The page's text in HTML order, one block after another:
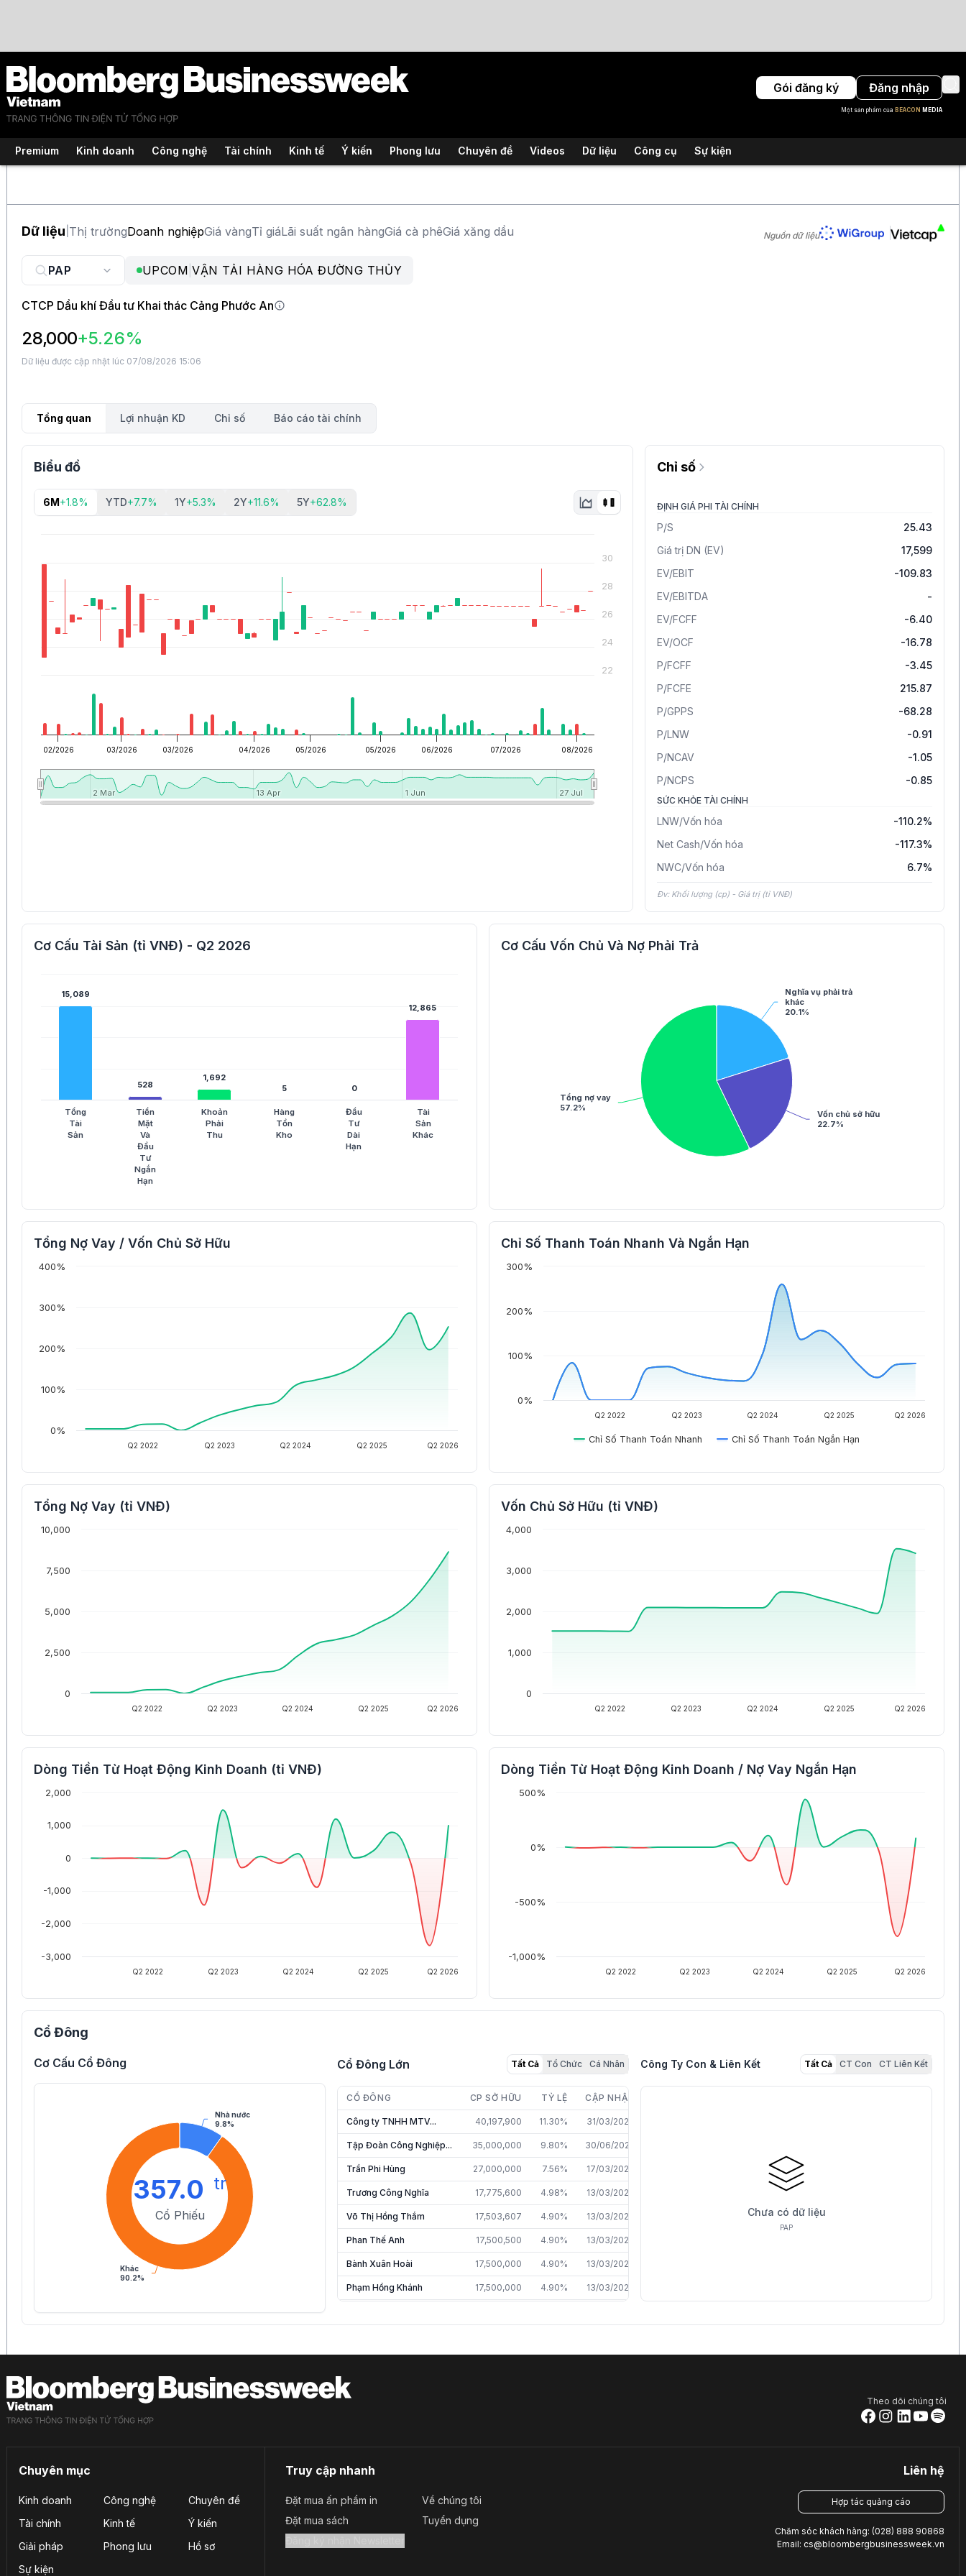
Gói đăng ký Đăng nhập
Một sản phẩm của BEACON MEDIA
Premium Kinh doanh Công nghệ Tài chính Kinh tế Ý kiến Phong lưu Chuyên đề Videos Dữ liệu Công cụ Sự kiện
Dữ liệu Thị trườngDoanh nghiệpGiá vàngTỉ giáLãi suất ngân hàngGiá cà phêGiá xăng dầu Nguồn dữ liệu
UPCOM |VẬN TẢI HÀNG HÓA ĐƯỜNG THỦY
CTCP Dầu khí Đầu tư Khai thác Cảng Phước An
28,000+5.26%
Dữ liệu được cập nhật lúc 07/08/2026 15:06
Tổng quan Lợi nhuận KD Chỉ số Báo cáo tài chính
Biểu đồ
6M+1.8% YTD+7.7% 1Y+5.3% 2Y+11.6% 5Y+62.8%
02/2026 03/2026 03/2026 04/2026 05/2026 05/2026 06/2026 07/2026 08/2026
2 Mar
2 Mar 13 Apr
13 Apr 1 Jun
1 Jun 27 Jul
27 Jul
22
24
26
28
30
Chỉ số
ĐỊNH GIÁ PHI TÀI CHÍNH
P/S
25.43
Giá trị DN (EV)
17,599
EV/EBIT
-109.83
EV/EBITDA
-
EV/FCFF
-6.40
EV/OCF
-16.78
P/FCFF
-3.45
P/FCFE
215.87
P/GPPS
-68.28
P/LNW
-0.91
P/NCAV
-1.05
P/NCPS
-0.85
SỨC KHỎE TÀI CHÍNH
LNW/Vốn hóa
-110.2%
Net Cash/Vốn hóa
-117.3%
NWC/Vốn hóa
6.7%
Đv: Khối lượng (cp) - Giá trị (tỉ VNĐ)
Cơ Cấu Tài Sản (tỉ VNĐ) - Q2 2026
15,089
15,089
528
528
1,692
1,692
5
5 0
0
12,865
12,865
Tổng
Tài
Sản
Tiền
Mặt
Và
Đầu
Tư
Ngắn
Hạn
Khoản
Phải
Thu
Hàng
Tồn
Kho
Đầu
Tư
Dài
Hạn
Tài
Sản
Khác
Cơ Cấu Vốn Chủ Và Nợ Phải Trả
Nghĩa vụ phải trả
khác
20.1%
Vốn chủ sở hữu
22.7%
Tổng nợ vay
57.2%
Tổng Nợ Vay / Vốn Chủ Sở Hữu
Q2 2022 Q2 2023 Q2 2024 Q2 2025 Q2 2026
0%
100%
200%
300%
400%
Chỉ Số Thanh Toán Nhanh Và Ngắn Hạn
Chỉ Số Thanh Toán Nhanh Chỉ Số Thanh Toán Ngắn Hạn
Q2 2022 Q2 2023 Q2 2024 Q2 2025 Q2 2026
0%
100%
200%
300%
Tổng Nợ Vay (tỉ VNĐ)
Q2 2022 Q2 2023 Q2 2024 Q2 2025 Q2 2026
0
2,500
5,000
7,500
10,000
Vốn Chủ Sở Hữu (tỉ VNĐ)
Q2 2022 Q2 2023 Q2 2024 Q2 2025 Q2 2026
0
1,000
2,000
3,000
4,000
Dòng Tiền Từ Hoạt Động Kinh Doanh (tỉ VNĐ)
Q2 2022 Q2 2023 Q2 2024 Q2 2025 Q2 2026
-3,000
-2,000
-1,000
0
1,000
2,000
Dòng Tiền Từ Hoạt Động Kinh Doanh / Nợ Vay Ngắn Hạn
Q2 2022 Q2 2023 Q2 2024 Q2 2025 Q2 2026
-1,000%
-500%
0%
500%
Cổ Đông
Cơ Cấu Cổ Đông
Nhà nước
9.8%
Khác
90.2%
357.0 tr
Cổ Phiếu
Cổ Đông Lớn Tất Cả Tổ Chức Cá Nhân
CỔ ĐÔNG CP SỞ HỮU TỶ LỆ CẬP NHẬT
Công ty TNHH MTV... 40,197,900 11.30% 31/03/2026
Tập Đoàn Công Nghiệp... 35,000,000 9.80% 30/06/2026
Trần Phi Hùng 27,000,000 7.56% 17/03/2026
Trương Công Nghĩa 17,775,600 4.98% 13/03/2026
Võ Thị Hồng Thắm 17,503,607 4.90% 13/03/2026
Phan Thế Anh 17,500,500 4.90% 13/03/2026
Bành Xuân Hoài 17,500,000 4.90% 13/03/2026
Phạm Hồng Khánh 17,500,000 4.90% 13/03/2026
Hà Văn Nam 17,500,000 4.90% 13/03/2026
Trần Văn Nguyện
Hoàng Sỹ Quyết
Công Ty Con & Liên Kết Tất Cả CT Con CT Liên Kết
Chưa có dữ liệu
PAP
Theo dõi chúng tôi
Chuyên mục
Kinh doanh Công nghệ
Chuyên đề
Tài chính
Kinh tế
Ý kiến
Giải pháp
Phong lưu
Hồ sơ
Sự kiện
Truy cập nhanh
Đặt mua ấn phẩm in
Đặt mua sách
Về chúng tôi
Tuyển dụng
Liên hệ
Hợp tác quảng cáo
Chăm sóc khách hàng: (028) 888 90868
Email: cs@bloombergbusinessweek.vn